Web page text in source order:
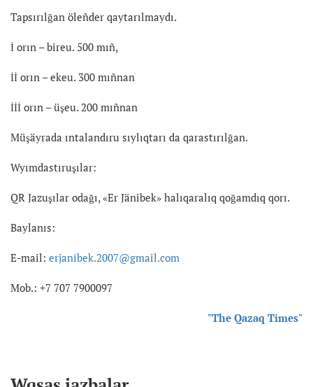
Tapsırılğan öleñder qaytarılmaydı.
İ orın – bireu. 500 mıñ,
İİ orın – ekeu. 300 mıñnan
İİİ orın – üşeu. 200 mıñnan
Müşäyrada ıntalandıru sıylıqtarı da qarastırılğan.
Wyımdastıruşılar:
QR Jazuşılar odağı, «Er Jänibek» halıqaralıq qoğamdıq qorı.
Baylanıs:
E-mail: erjanibek.2007@gmail.com
Mob.: +7 707 7900097
"The Qazaq Times"